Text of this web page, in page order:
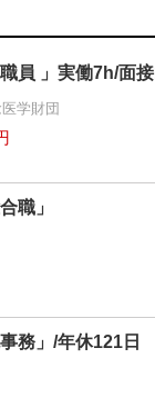
員 」実働7h/面接
学財団
職」
務」/年休121日